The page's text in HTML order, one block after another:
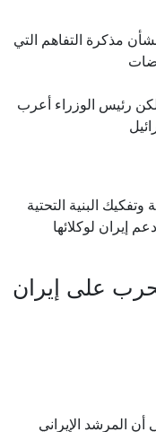
مذكرة التفاهم التي
رئيس الوزراء أعرب
البنية التحتية
إيران لوكلائها
على إيران
المرشد الإيراني